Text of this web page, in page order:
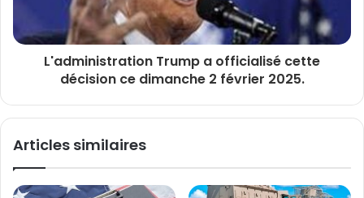
L'administration Trump a officialisé cette
décision ce dimanche 2 février 2025.
Articles similaires